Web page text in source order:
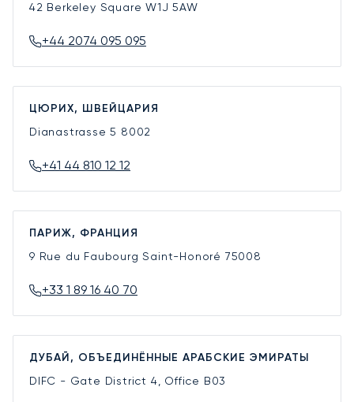
42 Berkeley SquareW1J 5AW
+44 2074 095 095
ЦЮРИХ, ШВЕЙЦАРИЯ
Dianastrasse 5 8002
+41 44 810 12 12
ПАРИЖ, ФРАНЦИЯ
9 Rue du Faubourg Saint-Honoré 75008
+33 1 89 16 40 70
ДУБАЙ, ОБЪЕДИНЁННЫЕ АРАБСКИЕ ЭМИРАТЫ
DIFC - Gate District 4, Office B03